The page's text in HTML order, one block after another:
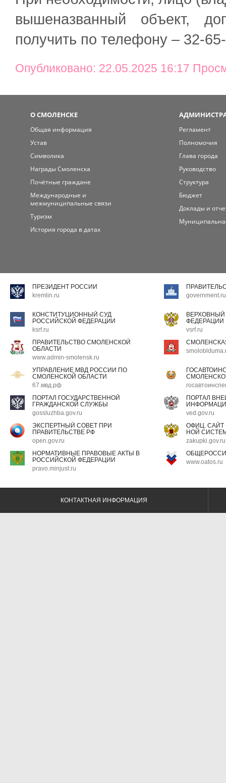
вышеназванный объект,
получить по телефону – 32-
Опубликовано: 22.05.2025 16:17
О СМОЛЕНСКЕ
Общая информация
Устав
Символика
Награды Смоленска
Почётные граждане
Международные и
межмуниципальные связи
Туризм
История города в датах
Регламент
Полномочия
Глава города
Руководство
Структура
Бюджет
Доклады и
ПРЕЗИДЕНТ РОССИИ
kremlin.ru
government.ru
КОНСТИТУЦИОННЫЙ СУД
РОССИЙСКОЙ ФЕДЕРАЦИИ
ksrf.ru
ФЕДЕРАЦИИ
vsrf.ru
ПРАВИТЕЛЬСТВО СМОЛЕНСКОЙ
ОБЛАСТИ
www.admin-smolensk.ru
УПРАВЛЕНИЕ МВД РОССИИ ПО
СМОЛЕНСКОЙ ОБЛАСТИ
67.мвд.рф
ПОРТАЛ ГОСУДАРСТВЕННОЙ
ГРАЖДАНСКОЙ СЛУЖБЫ
gossluzhba.gov.ru
ПОРТАЛ
ved.gov.ru
ЭКСПЕРТНЫЙ СОВЕТ ПРИ
ПРАВИТЕЛЬСТВЕ РФ
open.gov.ru
ОФИЦ.
НОЙ
zakupki.gov.ru
НОРМАТИВНЫЕ ПРАВОВЫЕ АКТЫ В
РОССИЙСКОЙ ФЕДЕРАЦИИ
pravo.minjust.ru
www.oatos.ru
КОНТАКТНАЯ ИНФОРМАЦИЯ